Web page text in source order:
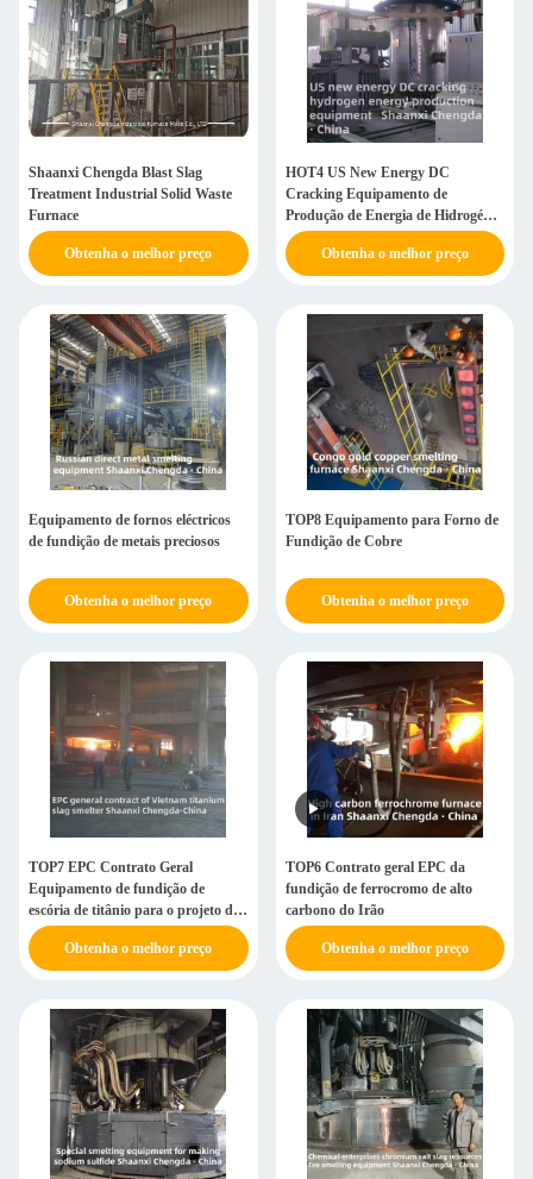
Shaanxi Chengda Blast Slag
Treatment Industrial Solid Waste
Furnace
Obtenha o melhor preço
HOT4 US New Energy DC
Cracking Equipamento de
Produção de Energia de Hidrogénio
para Centrais Elétricas
Obtenha o melhor preço
Equipamento de fornos eléctricos
de fundição de metais preciosos
Obtenha o melhor preço
TOP8 Equipamento para Forno de
Fundição de Cobre
Obtenha o melhor preço
TOP7 EPC Contrato Geral
Equipamento de fundição de
escória de titânio para o projeto do
Vietname
Obtenha o melhor preço
TOP6 Contrato geral EPC da
fundição de ferrocromo de alto
carbono do Irão
Obtenha o melhor preço